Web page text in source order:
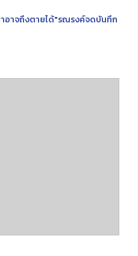
อาจถึงตายได้"รณรงค์จดบันทึก